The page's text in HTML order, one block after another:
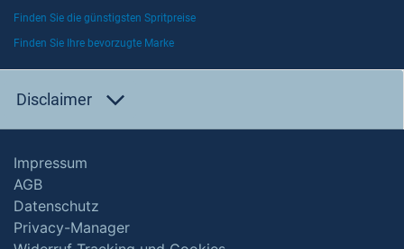
Finden Sie die günstigsten Spritpreise
Finden Sie Ihre bevorzugte Marke
Disclaimer
Impressum
AGB
Datenschutz
Privacy-Manager